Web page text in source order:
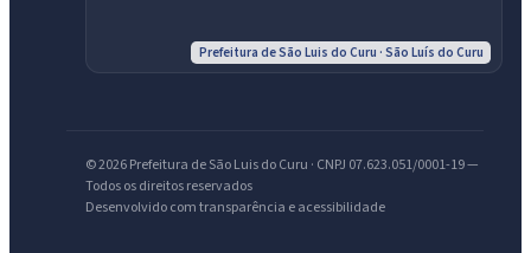
Prefeitura de São Luis do Curu · São Luís do Curu
© 2026 Prefeitura de São Luis do Curu · CNPJ 07.623.051/0001-19 —
Todos os direitos reservados
Desenvolvido com transparência e acessibilidade
Olá. Pergunte sobre serviços, notícias, legislação, Diário Oficial,